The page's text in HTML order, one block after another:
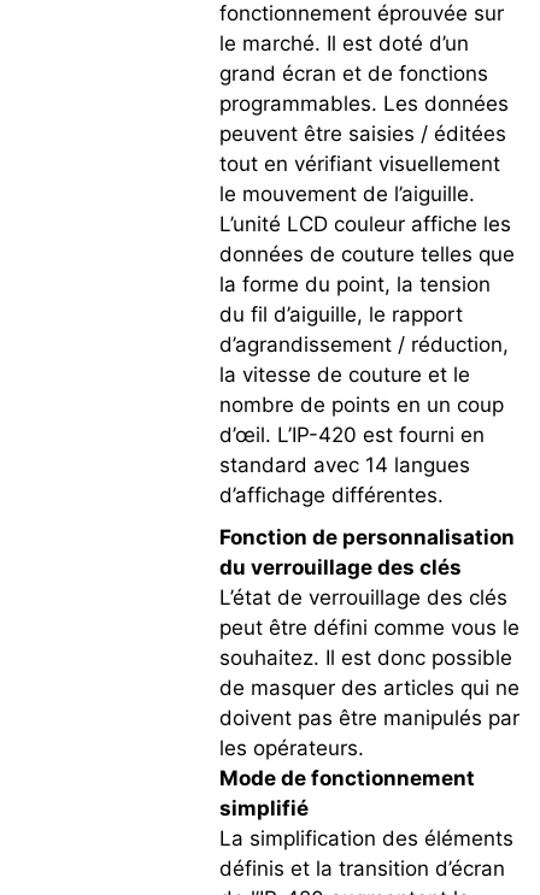
fonctionnement éprouvée sur
le marché. Il est doté d’un
grand écran et de fonctions
programmables. Les données
peuvent être saisies / éditées
tout en vérifiant visuellement
le mouvement de l’aiguille.
L’unité LCD couleur affiche les
données de couture telles que
la forme du point, la tension
du fil d’aiguille, le rapport
d’agrandissement / réduction,
la vitesse de couture et le
nombre de points en un coup
d’œil. L’IP-420 est fourni en
standard avec 14 langues
d’affichage différentes.
Fonction de personnalisation
du verrouillage des clés
L’état de verrouillage des clés
peut être défini comme vous le
souhaitez. Il est donc possible
de masquer des articles qui ne
doivent pas être manipulés par
les opérateurs.
Mode de fonctionnement
simplifié
La simplification des éléments
définis et la transition d’écran